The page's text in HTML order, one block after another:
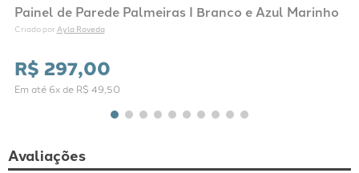
Painel de Parede Palmeiras I Branco e Azul Marinho
Criado por Ayla Roveda
R$ 297,00
Em até 6x de R$ 49 50
Avaliações